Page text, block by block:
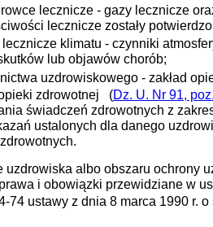
lecznicze - gazy lecznicze
lecznicze zostały
lecznicze klimatu - czynniki
lub objawów chorób;
uzdrowiskowego - zakład
zdrowotnej
(Dz. U. Nr 91,
świadczeń zdrowotnych z
ustalonych dla danego
uzdrowiska albo obszaru
i obowiązki przewidziane w
74 ustawy z dnia 8 marca 1990 r.